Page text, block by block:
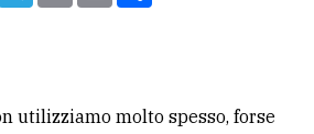
utilizziamo molto spesso, forse